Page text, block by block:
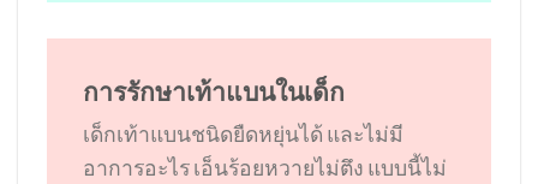
การรักษาเท้าแบนในเด็ก
เด็กเท้าแบนชนิดยืดหยุ่นได้ และไม่มี
อาการอะไร เอ็นร้อยหวายไม่ตึง แบบนี้ไม่